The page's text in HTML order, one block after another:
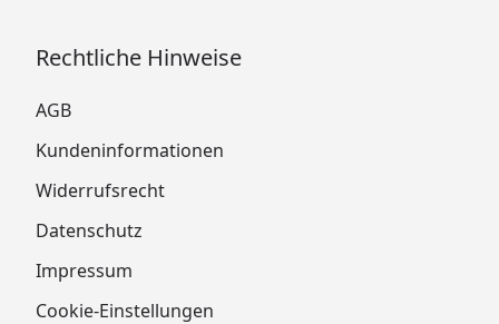
Rechtliche Hinweise
AGB
Kundeninformationen
Widerrufsrecht
Datenschutz
Impressum
Cookie-Einstellungen